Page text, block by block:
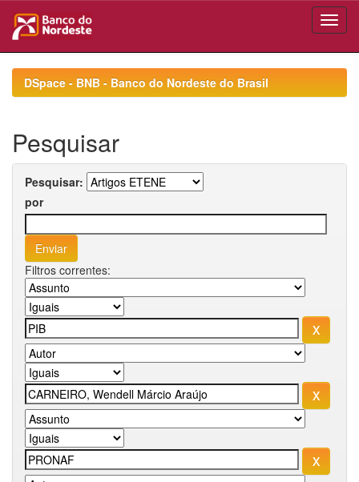
navigationDSpace - BNB - Banco do Nordeste do Brasil
Pesquisar
Pesquisar:
por
Filtros correntes: